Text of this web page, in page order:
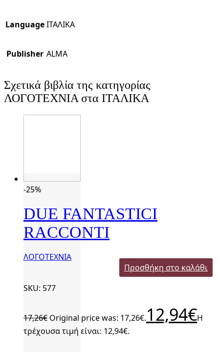
LanguageΙΤΑΛΙΚΑ
Publisher ALMA
Σχετικά βιβλία της κατηγορίας
ΛΟΓΟΤΕΧΝΙΑ στα ΙΤΑΛΙΚΑ
-25%
DUE FANTASTICI
RACCONTI
ΛΟΓΟΤΕΧΝΙΑ
Προσθήκη στο καλάθι
SKU: 577
17,26€ Original price was: 17,26€.12,94€Η
τρέχουσα τιμή είναι: 12,94€.